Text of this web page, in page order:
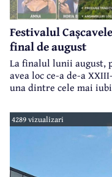
Festivalul
final de august
La finalul lunii august,
avea loc ce-a de-a
una dintre cele mai
4289 vizualizari